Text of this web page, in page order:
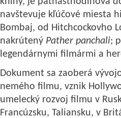
navštevuje kľúčové miesta
Bombaj, od Hitchcockovho
nakrútený Pather panchali;
legendárnymi filmármi a
Dokument sa zaoberá
nemého filmu, vznik
umelecký rozvoj filmu v
Francúzsku, Taliansku, v